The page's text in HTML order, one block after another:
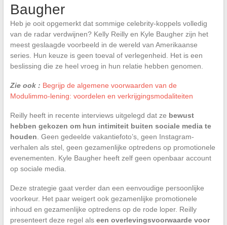
Baugher
Heb je ooit opgemerkt dat sommige celebrity-koppels volledig
van de radar verdwijnen? Kelly Reilly en Kyle Baugher zijn het
meest geslaagde voorbeeld in de wereld van Amerikaanse
series. Hun keuze is geen toeval of verlegenheid. Het is een
beslissing die ze heel vroeg in hun relatie hebben genomen.
Zie ook : Begrijp de algemene voorwaarden van de
Modulimmo-lening: voordelen en verkrijgingsmodaliteiten
Reilly heeft in recente interviews uitgelegd dat ze bewust
hebben gekozen om hun intimiteit buiten sociale media te
houden . Geen gedeelde vakantiefoto’s, geen Instagram-
verhalen als stel, geen gezamenlijke optredens op promotionele
evenementen. Kyle Baugher heeft zelf geen openbaar account
op sociale media.
Deze strategie gaat verder dan een eenvoudige persoonlijke
voorkeur. Het paar weigert ook gezamenlijke promotionele
inhoud en gezamenlijke optredens op de rode loper. Reilly
presenteert deze regel als een overlevingsvoorwaarde voor